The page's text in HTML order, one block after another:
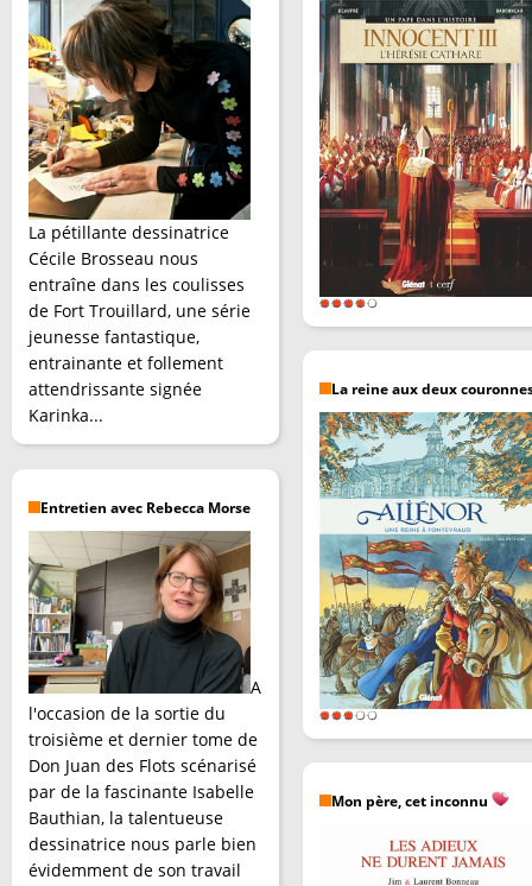
La pétillante dessinatrice
Cécile Brosseau nous
entraîne dans les coulisses
de Fort Trouillard, une série
jeunesse fantastique,
entrainante et follement
attendrissante signée
Karinka...
Entretien avec Rebecca Morse
A
l'occasion de la sortie du
troisième et dernier tome de
Don Juan des Flots scénarisé
par de la fascinante Isabelle
Bauthian, la talentueuse
dessinatrice nous parle bien
évidemment de son travail
La reine aux deux
Mon père, cet inconnu